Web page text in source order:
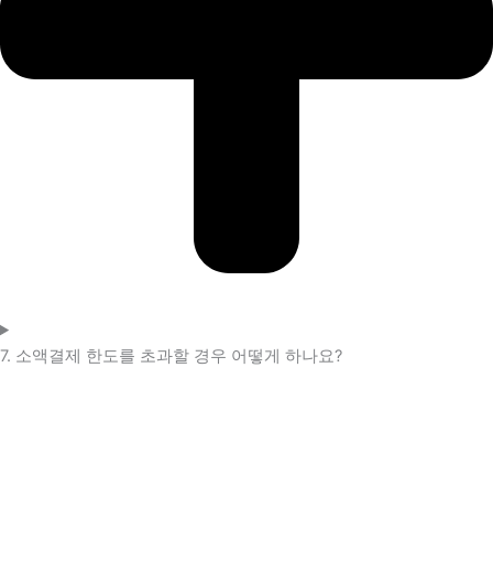
7. 소액결제 한도를 초과할 경우 어떻게 하나요?